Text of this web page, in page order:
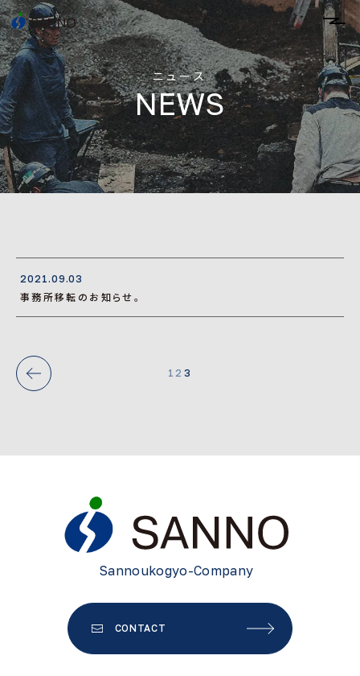
ニュース
NEWS
2021.09.03
事務所移転のお知らせ。
1 2 3
Sannoukogyo-Company
CONTACT